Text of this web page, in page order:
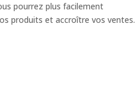
pourrez plus facilement
produits et accroître vos ventes.